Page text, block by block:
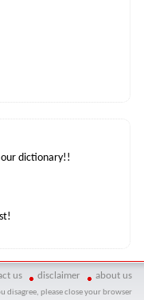
dictionary!!
us disclaimer about us
disagree, please close your browser